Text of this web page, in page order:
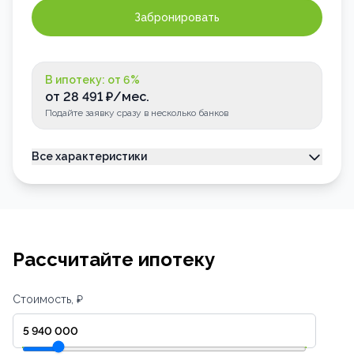
Забронировать
В ипотеку: от 6%
от 28 491 ₽/мес.
Подайте заявку сразу в несколько банков
Все характеристики
Рассчитайте ипотеку
Стоимость, ₽